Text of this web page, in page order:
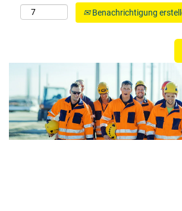
Benachrichtigung